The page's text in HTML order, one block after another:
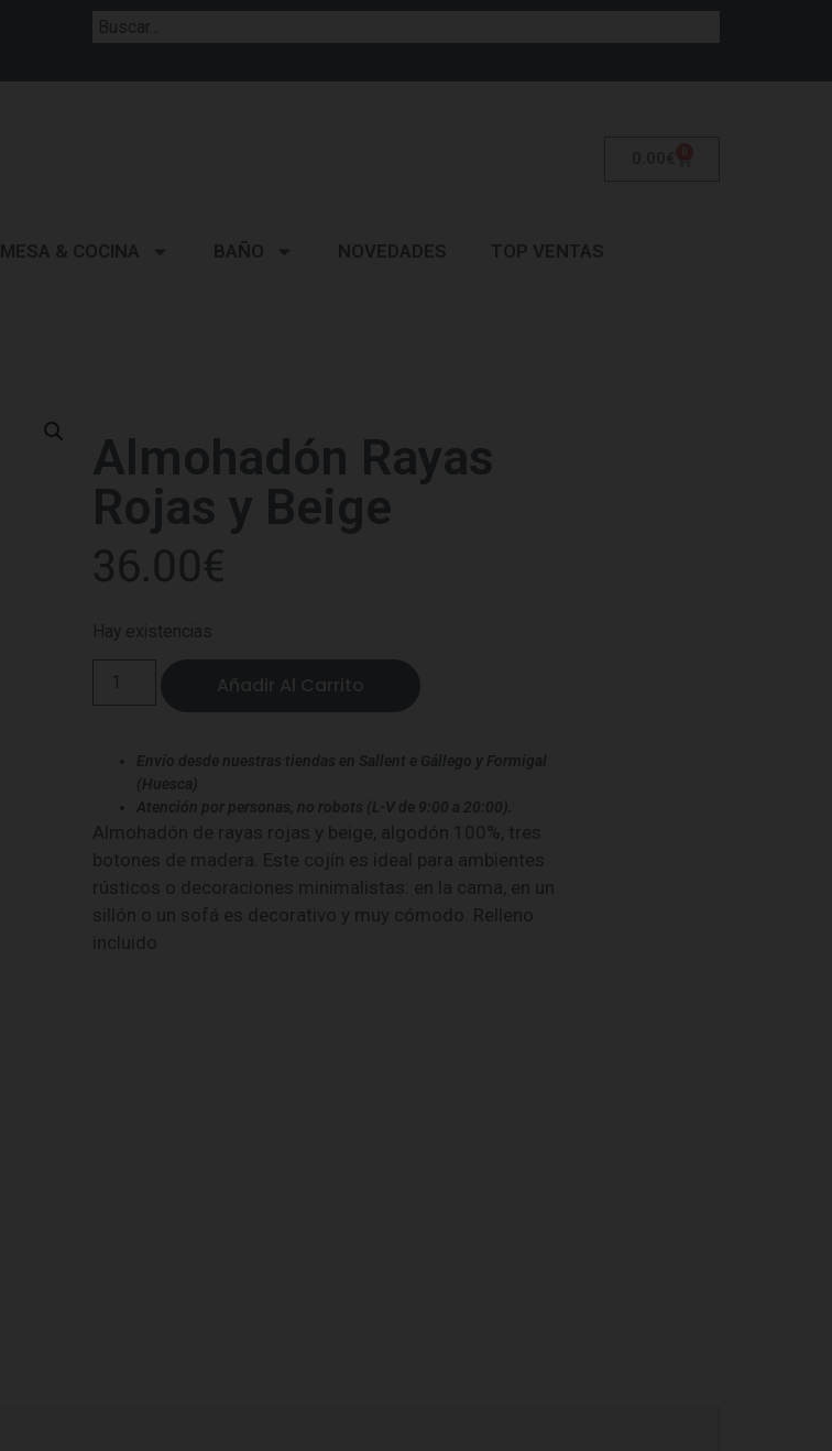
MESA & COCINA BAÑO NOVEDADES TOP VENTAS
Almohadón Rayas
Rojas y Beige
36.00€
Hay existencias
Añadir Al Carrito
Envío desde nuestras tiendas en Sallent e Gállego y Formigal
(Huesca)
Atención por personas, no robots (L-V de 9:00 a 20:00).
Almohadón de rayas rojas y beige, algodón 100%, tres
botones de madera. Este cojín es ideal para ambientes
rústicos o decoraciones minimalistas: en la cama, en un
sillón o un sofá es decorativo y muy cómodo. Relleno
incluido